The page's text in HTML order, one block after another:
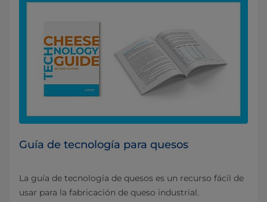
Guía de tecnología para quesos
La guía de tecnología de quesos es un recurso fácil de
usar para la fabricación de queso industrial.